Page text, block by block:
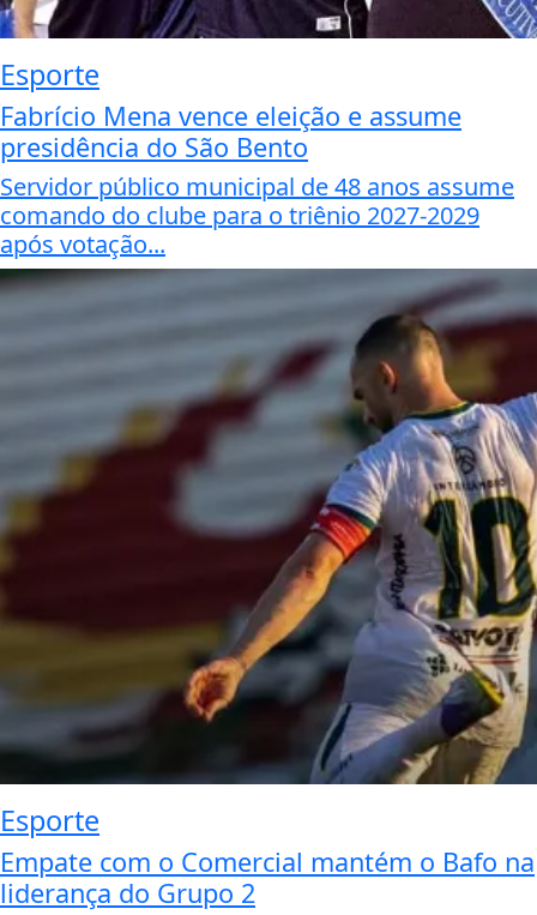
Esporte
Fabrício Mena vence eleição e assume
presidência do São Bento
Servidor público municipal de 48 anos assume
comando do clube para o triênio 2027-2029
após votação...
Esporte
Empate com o Comercial mantém o Bafo na
liderança do Grupo 2